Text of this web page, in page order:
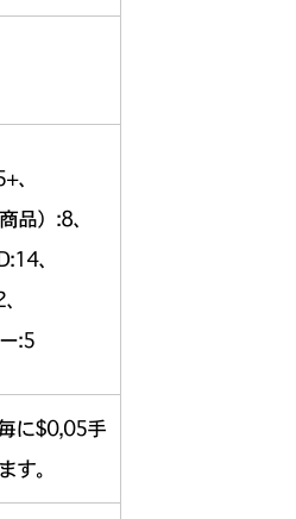
、
品）:8、
、
:5
に$0,05手
す。